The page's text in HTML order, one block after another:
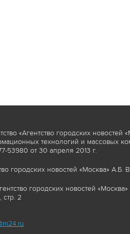
«Агентство городских новостей
технологий и массовых
53980 от 30 апреля 2013 г.
городских новостей «Москва» А.Б.
городских новостей
стр. 2